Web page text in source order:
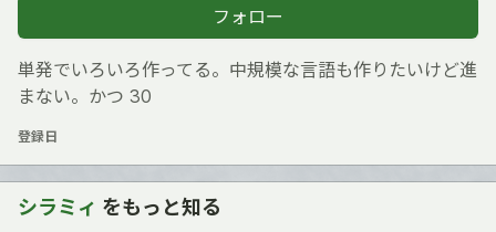
フォロー
単発でいろいろ作ってる。中規模な言語も作りたいけど進
まない。かつ 30
登録日
シラミィ をもっと知る